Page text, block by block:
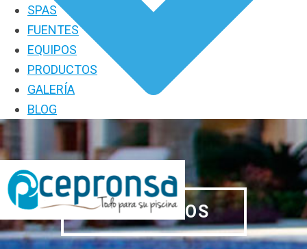
SPAS
FUENTES
EQUIPOS
PRODUCTOS
GALERÍA
BLOG
PRODUCTOS